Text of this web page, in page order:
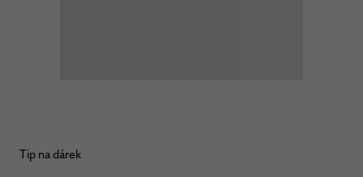
Tip na dárek